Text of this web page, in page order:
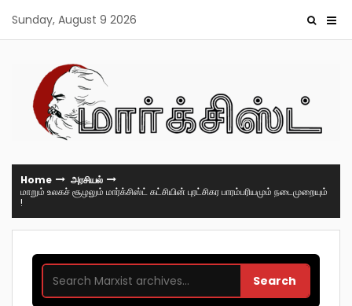
content
Sunday, August 9 2026
Home
அரசியல்
மாறும் உலகச் சூழலும் மார்க்சிஸ்ட் கட்சியின் புரட்சிகர பாரம்பரியமும் நடைமுறையும்
!
Search